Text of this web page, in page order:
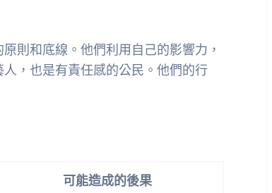
則和底線。他們利用自己的影響力，
，也是有責任感的公民。他們的行
可能造成的後果